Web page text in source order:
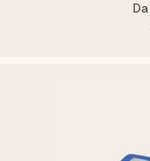
Da